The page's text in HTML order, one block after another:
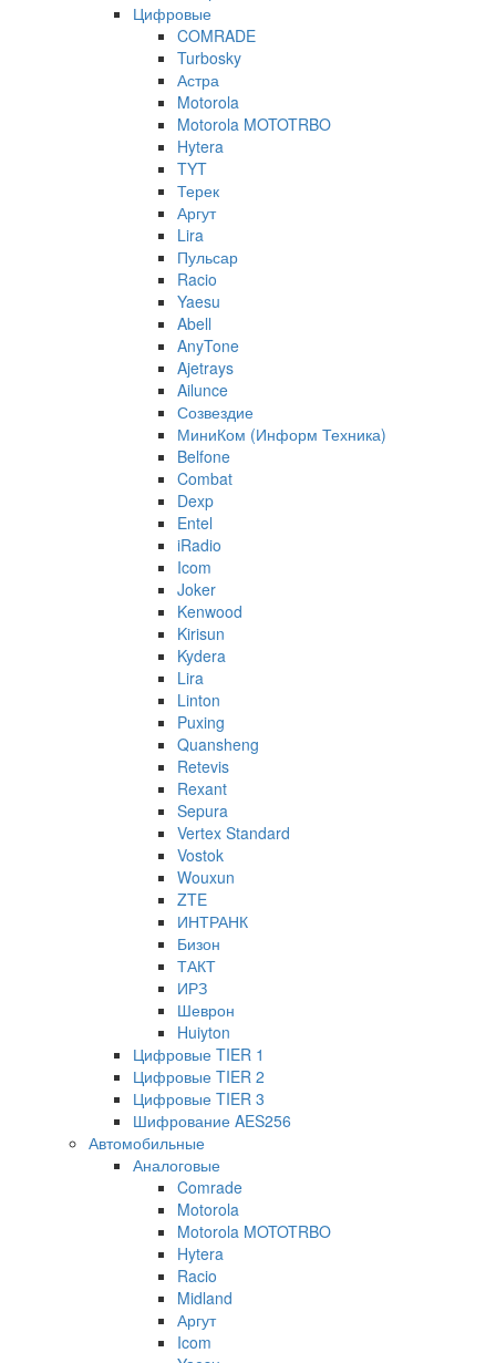
Цифровые
COMRADE
Turbosky
Астра
Motorola
Motorola MOTOTRBO
Hytera
TYT
Терек
Аргут
Lira
Пульсар
Racio
Yaesu
Abell
AnyTone
Ajetrays
Ailunce
Созвездие
МиниКом (Информ Техника)
Belfone
Combat
Dexp
Entel
iRadio
Icom
Joker
Kenwood
Kirisun
Kydera
Lira
Linton
Puxing
Quansheng
Retevis
Rexant
Sepura
Vertex Standard
Vostok
Wouxun
ZTE
ИНТРАНК
Бизон
ТАКТ
ИРЗ
Шеврон
Huiyton
Цифровые TIER 1
Цифровые TIER 2
Цифровые TIER 3
Шифрование AES256
Автомобильные
Аналоговые
Comrade
Motorola
Motorola MOTOTRBO
Hytera
Racio
Midland
Аргут
Icom